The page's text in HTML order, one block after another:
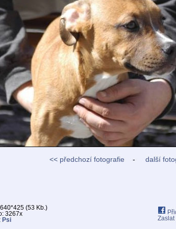
<< předchozí fotografie - další
(53 Kb.)
3267x
Psi
Zaslat